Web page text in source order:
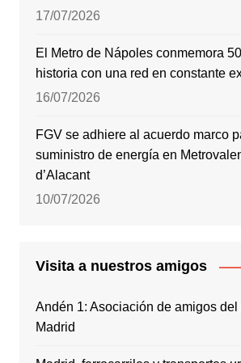
17/07/2026
El Metro de Nápoles conmemora
historia con una red en constante
16/07/2026
FGV se adhiere al acuerdo marco
suministro de energía en
d’Alacant
10/07/2026
Visita a nuestros amigos
Andén 1: Asociación de amigos del
Madrid